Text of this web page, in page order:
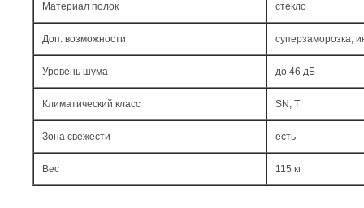
Материал полок стекло
Доп. возможности суперзаморозка,
Уровень шума до 46 дБ
Климатический класс SN, T
Зона свежести есть
Вес 115 кг